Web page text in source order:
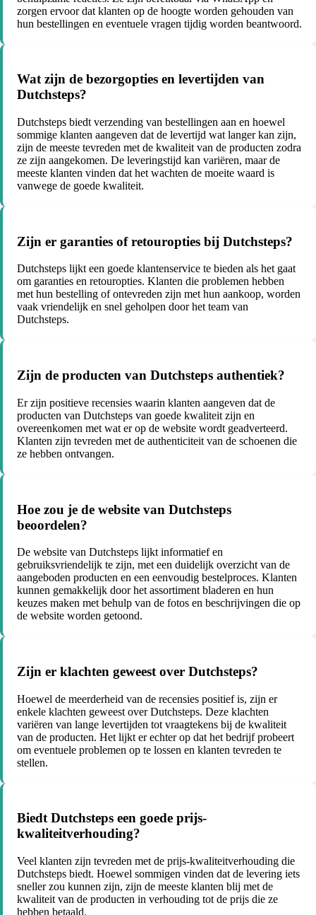
zorgen ervoor dat klanten op de hoogte worden gehouden van
hun bestellingen en eventuele vragen tijdig worden beantwoord.
Wat zijn de bezorgopties en levertijden van
Dutchsteps?
Dutchsteps biedt verzending van bestellingen aan en hoewel
sommige klanten aangeven dat de levertijd wat langer kan zijn,
zijn de meeste tevreden met de kwaliteit van de producten zodra
ze zijn aangekomen. De leveringstijd kan variëren, maar de
meeste klanten vinden dat het wachten de moeite waard is
vanwege de goede kwaliteit.
Zijn er garanties of retouropties bij Dutchsteps?
Dutchsteps lijkt een goede klantenservice te bieden als het gaat
om garanties en retouropties. Klanten die problemen hebben
met hun bestelling of ontevreden zijn met hun aankoop, worden
vaak vriendelijk en snel geholpen door het team van
Dutchsteps.
Zijn de producten van Dutchsteps authentiek?
Er zijn positieve recensies waarin klanten aangeven dat de
producten van Dutchsteps van goede kwaliteit zijn en
overeenkomen met wat er op de website wordt geadverteerd.
Klanten zijn tevreden met de authenticiteit van de schoenen die
ze hebben ontvangen.
Hoe zou je de website van Dutchsteps
beoordelen?
De website van Dutchsteps lijkt informatief en
gebruiksvriendelijk te zijn, met een duidelijk overzicht van de
aangeboden producten en een eenvoudig bestelproces. Klanten
kunnen gemakkelijk door het assortiment bladeren en hun
keuzes maken met behulp van de fotos en beschrijvingen die op
de website worden getoond.
Zijn er klachten geweest over Dutchsteps?
Hoewel de meerderheid van de recensies positief is, zijn er
enkele klachten geweest over Dutchsteps. Deze klachten
variëren van lange levertijden tot vraagtekens bij de kwaliteit
van de producten. Het lijkt er echter op dat het bedrijf probeert
om eventuele problemen op te lossen en klanten tevreden te
stellen.
Biedt Dutchsteps een goede prijs-
kwaliteitverhouding?
Veel klanten zijn tevreden met de prijs-kwaliteitverhouding die
Dutchsteps biedt. Hoewel sommigen vinden dat de levering iets
sneller zou kunnen zijn, zijn de meeste klanten blij met de
kwaliteit van de producten in verhouding tot de prijs die ze
hebben betaald.